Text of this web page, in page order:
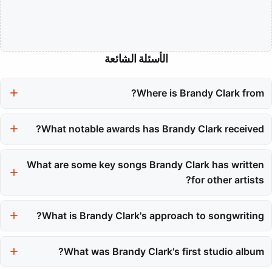
الأسئلة الشائعة
Where is Brandy Clark from?
town with a population of 900 people.
What notable awards has Brandy Clark received?
winning her first Grammy for Best Americana Performance in
2024 for the song 'Dear Insecurity.'
What are some key songs Brandy Clark has written
for other artists?
for Miranda Lambert and 'Better Dig Two' for The Band Perry,
What is Brandy Clark's approach to songwriting?
honest human experiences, often blending dark humor with
What was Brandy Clark's first studio album?